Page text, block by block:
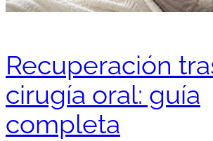
Recuperación
cirugía oral: guía
completa